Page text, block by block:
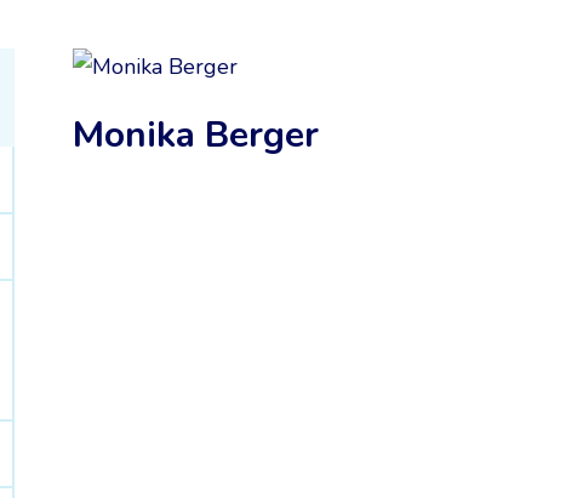
Monika Berger